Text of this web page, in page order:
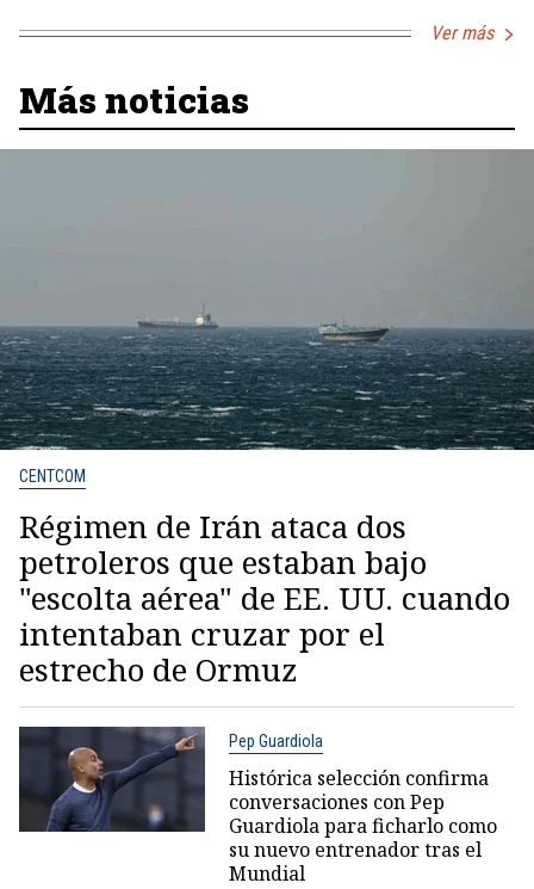
Ver más
Más noticias
CENTCOM
Régimen de Irán ataca dos
petroleros que estaban bajo
"escolta aérea" de EE. UU. cuando
intentaban cruzar por el
estrecho de Ormuz
Pep Guardiola
Histórica selección confirma
conversaciones con Pep
Guardiola para ficharlo como
su nuevo entrenador tras el
Mundial